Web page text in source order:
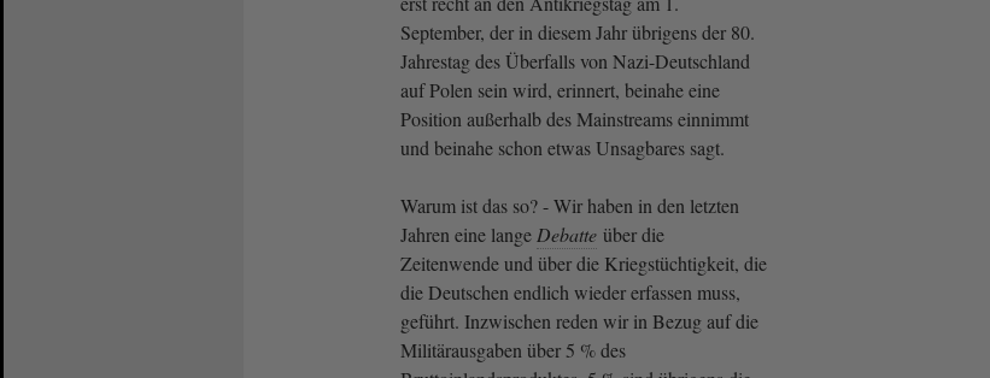
September, der in diesem Jahr übrigens der 80.
Jahrestag des Überfalls von Nazi-Deutschland
auf Polen sein wird, erinnert, beinahe eine
Position außerhalb des Mainstreams einnimmt
und beinahe schon etwas Unsagbares sagt.
Warum ist das so? - Wir haben in den letzten
Jahren eine lange Debatte über die
Zeitenwende und über die Kriegstüchtigkeit, die
die Deutschen endlich wieder erfassen muss,
geführt. Inzwischen reden wir in Bezug auf die
Militärausgaben über 5 % des